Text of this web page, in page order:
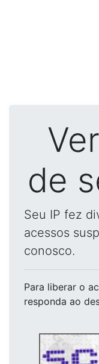
de
Seu IP fez
acessos
conosco.
Para liberar o
responda ao